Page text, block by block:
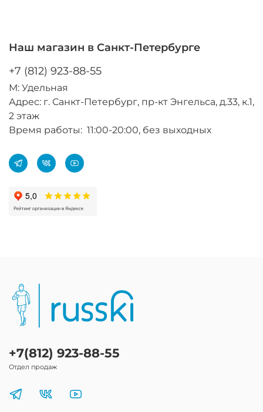
Наш магазин в Санкт-Петербурге
+7 (812) 923-88-55
М: Удельная
Адрес: г. Санкт-Петербург, пр-кт Энгельса, д.33, к.1,
2 этаж
Время работы: 11:00-20:00, без выходных
+7(812) 923-88-55
Отдел продаж